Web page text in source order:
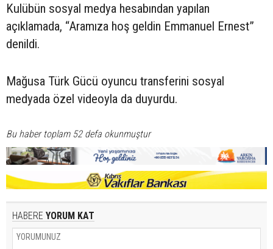
Kulübün sosyal medya hesabından yapılan
açıklamada, “Aramıza hoş geldin Emmanuel Ernest”
denildi.
Mağusa Türk Gücü oyuncu transferini sosyal
medyada özel videoyla da duyurdu.
Bu haber toplam 52 defa okunmuştur
HABERE YORUM KAT